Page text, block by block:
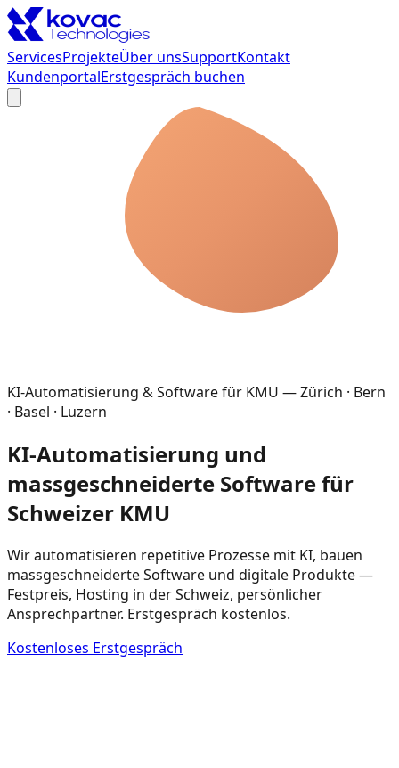
ServicesProjekteÜber unsSupportKontakt
KundenportalErstgespräch buchen
KI-Automatisierung & Software für KMU — Zürich · Bern
· Basel · Luzern
KI-Automatisierung und
massgeschneiderte Software für
Schweizer KMU
Wir automatisieren repetitive Prozesse mit KI, bauen
massgeschneiderte Software und digitale Produkte —
Festpreis, Hosting in der Schweiz, persönlicher
Ansprechpartner. Erstgespräch kostenlos.
Kostenloses Erstgespräch